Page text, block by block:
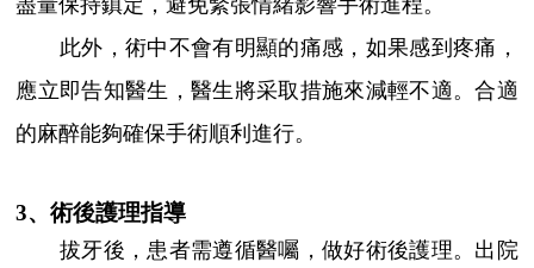
盡量保持鎮定，避免緊張情緒影響手術進程。
此外，術中不會有明顯的痛感，如果感到疼痛，
應立即告知醫生，醫生將采取措施來減輕不適。合適
的麻醉能夠確保手術順利進行。
3、術後護理指導
拔牙後，患者需遵循醫囑，做好術後護理。出院